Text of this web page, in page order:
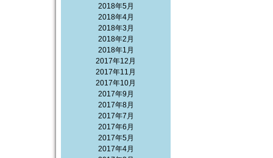
2018年5月
2018年4月
2018年3月
2018年2月
2018年1月
2017年12月
2017年11月
2017年10月
2017年9月
2017年8月
2017年7月
2017年6月
2017年5月
2017年4月